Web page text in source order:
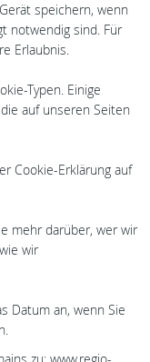
speichern, wenn
notwendig sind. Für
Erlaubnis.
Typen. Einige
auf unseren Seiten
Cookie-Erklärung auf
mehr darüber, wer wir
wir
Datum an, wenn Sie